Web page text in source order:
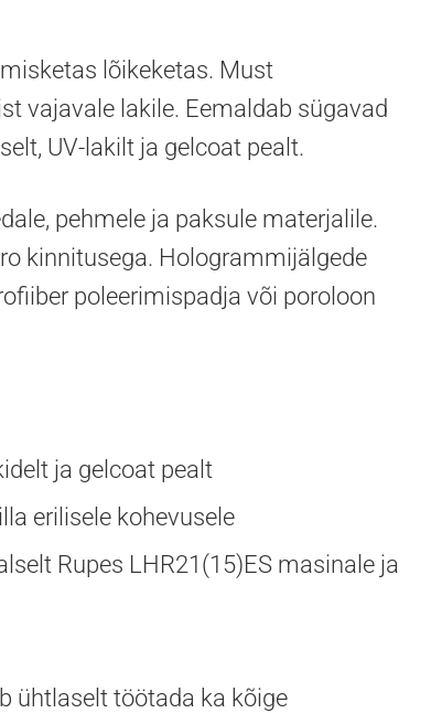
lõikeketas. Must
vajavale lakile. Eemaldab sügavad
UV-lakilt ja gelcoat pealt.
pehmele ja paksule materjalile.
kinnitusega. Hologrammijälgede
poleerimispadja või poroloon
ja gelcoat pealt
erilisele kohevusele
Rupes LHR21(15)ES masinale ja
ühtlaselt töötada ka kõige